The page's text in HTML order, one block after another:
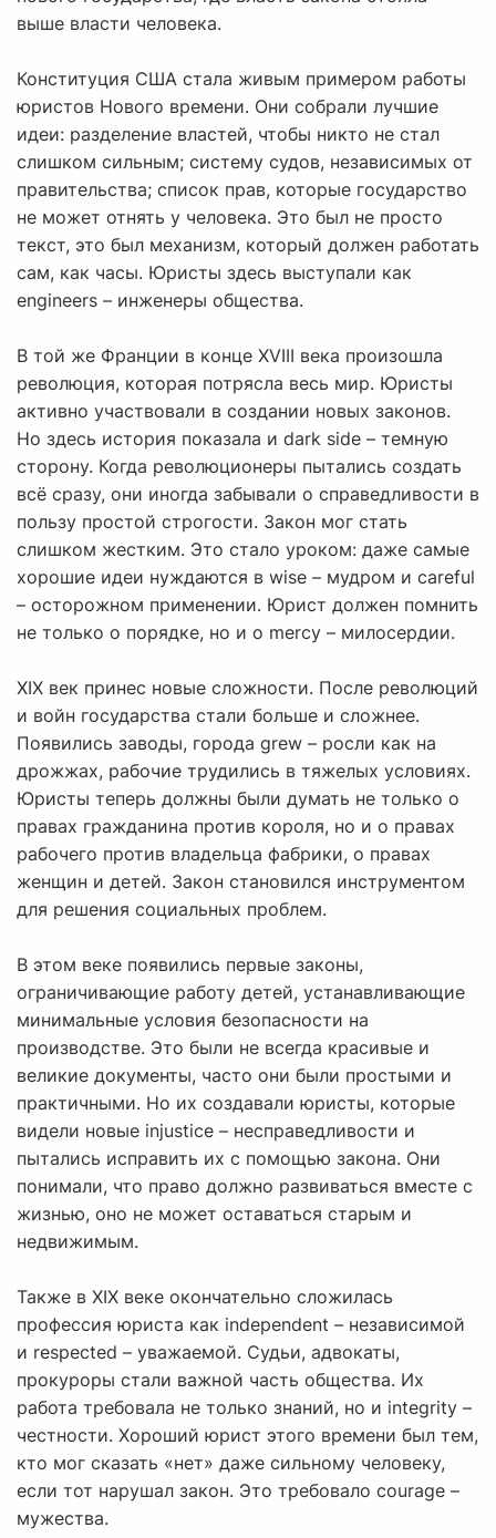
выше власти человека.
Конституция США стала живым примером работы
юристов Нового времени. Они собрали лучшие
идеи: разделение властей, чтобы никто не стал
слишком сильным; систему судов, независимых от
правительства; список прав, которые государство
не может отнять у человека. Это был не просто
текст, это был механизм, который должен работать
сам, как часы. Юристы здесь выступали как
engineers – инженеры общества.
В той же Франции в конце XVIII века произошла
революция, которая потрясла весь мир. Юристы
активно участвовали в создании новых законов.
Но здесь история показала и dark side – темную
сторону. Когда революционеры пытались создать
всё сразу, они иногда забывали о справедливости в
пользу простой строгости. Закон мог стать
слишком жестким. Это стало уроком: даже самые
хорошие идеи нуждаются в wise – мудром и careful
– осторожном применении. Юрист должен помнить
не только о порядке, но и о mercy – милосердии.
XIX век принес новые сложности. После революций
и войн государства стали больше и сложнее.
Появились заводы, города grew – росли как на
дрожжах, рабочие трудились в тяжелых условиях.
Юристы теперь должны были думать не только о
правах гражданина против короля, но и о правах
рабочего против владельца фабрики, о правах
женщин и детей. Закон становился инструментом
для решения социальных проблем.
В этом веке появились первые законы,
ограничивающие работу детей, устанавливающие
минимальные условия безопасности на
производстве. Это были не всегда красивые и
великие документы, часто они были простыми и
практичными. Но их создавали юристы, которые
видели новые injustice – несправедливости и
пытались исправить их с помощью закона. Они
понимали, что право должно развиваться вместе с
жизнью, оно не может оставаться старым и
недвижимым.
Также в XIX веке окончательно сложилась
профессия юриста как independent – независимой
и respected – уважаемой. Судьи, адвокаты,
прокуроры стали важной часть общества. Их
работа требовала не только знаний, но и integrity –
честности. Хороший юрист этого времени был тем,
кто мог сказать «нет» даже сильному человеку,
если тот нарушал закон. Это требовало courage –
мужества.